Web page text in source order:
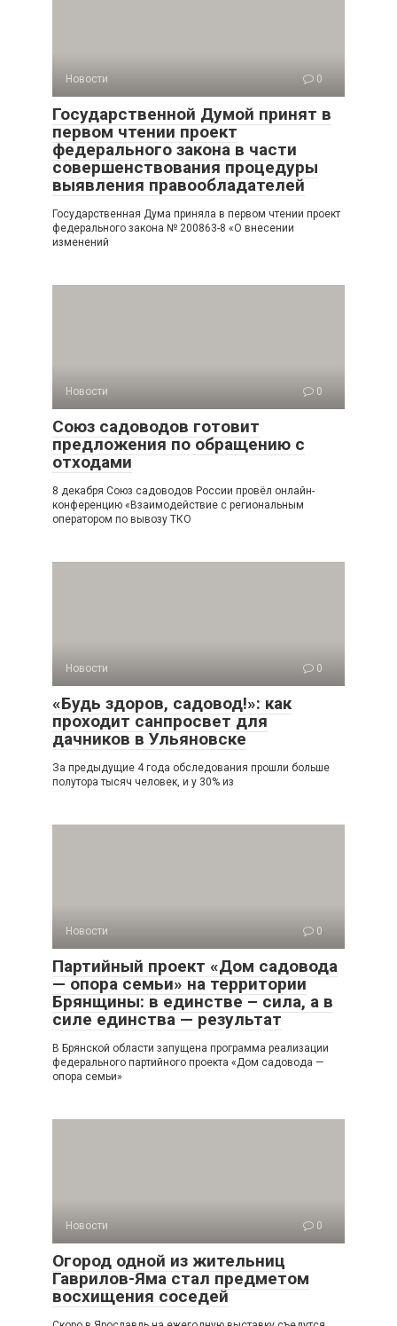
Новости 0
Государственной Думой принят в
первом чтении проект
федерального закона в части
совершенствования процедуры
выявления правообладателей
Государственная Дума приняла в первом чтении проект
федерального закона № 200863-8 «О внесении
изменений
Новости 0
Союз садоводов готовит
предложения по обращению с
отходами
8 декабря Союз садоводов России провёл онлайн-
конференцию «Взаимодействие с региональным
оператором по вывозу ТКО
Новости 0
«Будь здоров, садовод!»: как
проходит санпросвет для
дачников в Ульяновске
За предыдущие 4 года обследования прошли больше
полутора тысяч человек, и у 30% из
Новости 0
Партийный проект «Дом садовода
— опора семьи» на территории
Брянщины: в единстве – сила, а в
силе единства — результат
В Брянской области запущена программа реализации
федерального партийного проекта «Дом садовода —
опора семьи»
Новости 0
Огород одной из жительниц
Гаврилов-Яма стал предметом
восхищения соседей